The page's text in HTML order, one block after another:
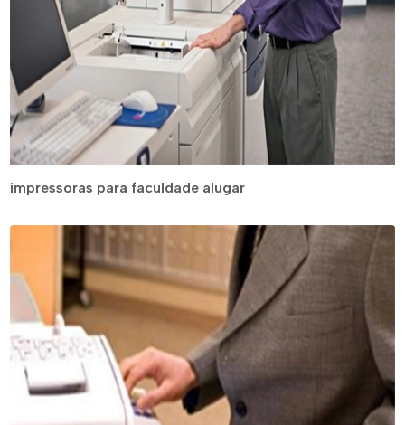
impressoras para faculdade alugar